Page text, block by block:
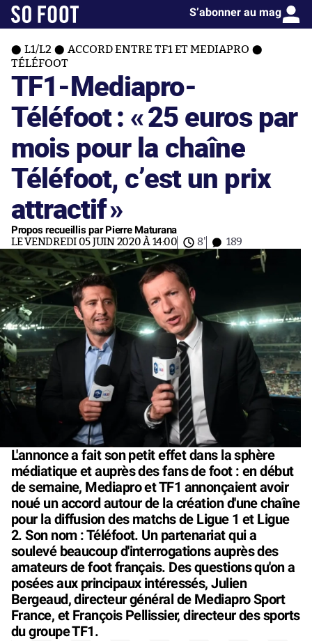
S’abonner au mag
L1/L2
ACCORD ENTRE TF1 ET MEDIAPRO
TÉLÉFOOT
TF1-Mediapro-
Téléfoot : «25 euros par
mois pour la chaîne
Téléfoot, c’est un prix
attractif»
Propos recueillis par Pierre Maturana
LE VENDREDI 05 JUIN 2020 À 14:00 8' 189
L'annonce a fait son petit effet dans la sphère
médiatique et auprès des fans de foot : en début
de semaine, Mediapro et TF1 annonçaient avoir
noué un accord autour de la création d'une chaîne
pour la diffusion des matchs de Ligue 1 et Ligue
2. Son nom : Téléfoot. Un partenariat qui a
soulevé beaucoup d'interrogations auprès des
amateurs de foot français. Des questions qu'on a
posées aux principaux intéressés, Julien
Bergeaud, directeur général de Mediapro Sport
France, et François Pellissier, directeur des sports
du groupe TF1.